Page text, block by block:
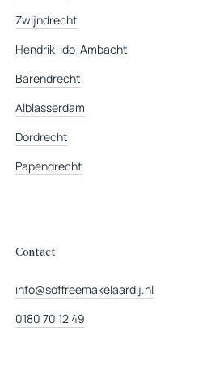
Zwijndrecht
Hendrik-Ido-Ambacht
Barendrecht
Alblasserdam
Dordrecht
Papendrecht
Contact
info@soffreemakelaardij.nl
0180 70 12 49